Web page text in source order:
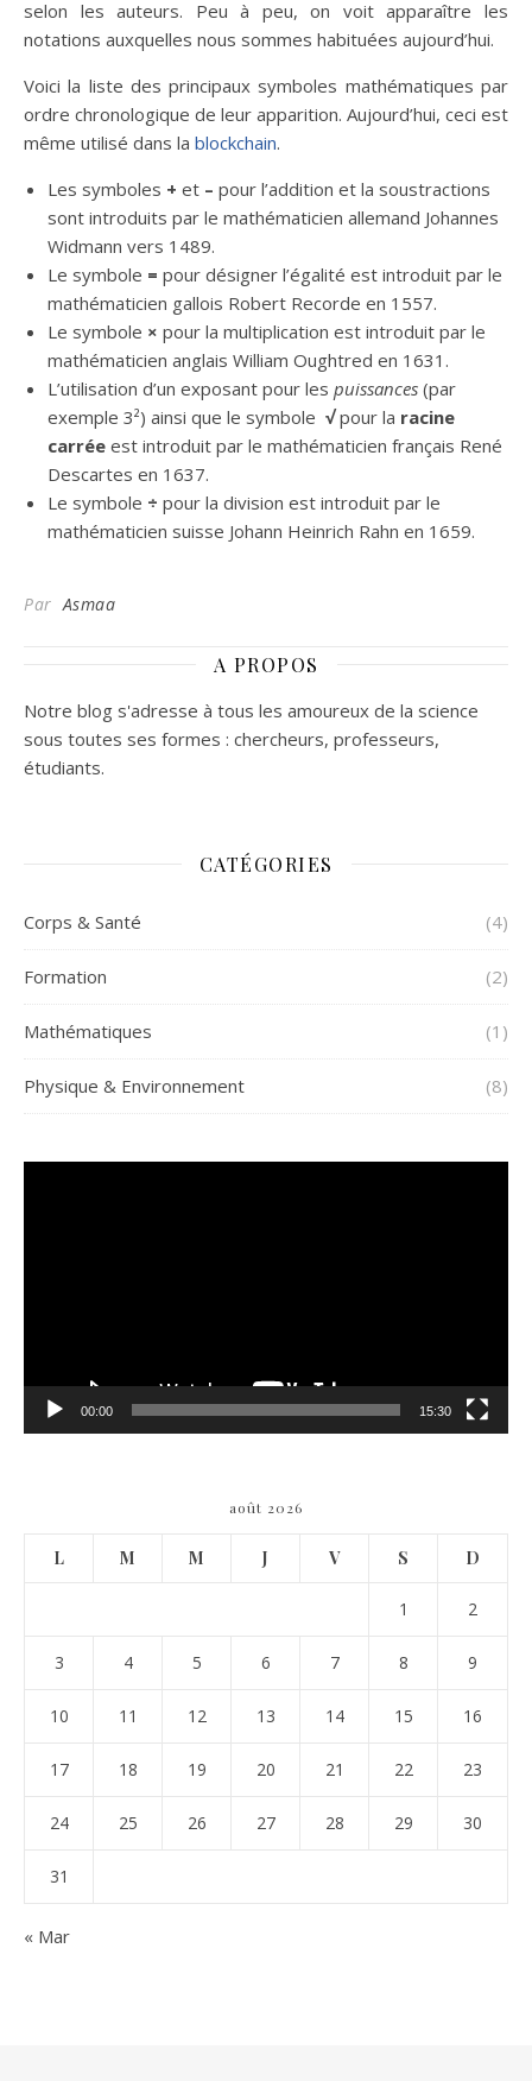
selon les auteurs. Peu à peu, on voit apparaître les
notations auxquelles nous sommes habituées aujourd’hui.
Voici la liste des principaux symboles mathématiques par
ordre chronologique de leur apparition. Aujourd’hui, ceci est
même utilisé dans la blockchain.
Les symboles + et – pour l’addition et la soustractions
sont introduits par le mathématicien allemand Johannes
Widmann vers 1489.
Le symbole = pour désigner l’égalité est introduit par le
mathématicien gallois Robert Recorde en 1557.
Le symbole × pour la multiplication est introduit par le
mathématicien anglais William Oughtred en 1631.
L’utilisation d’un exposant pour les puissances (par
exemple 3²) ainsi que le symbole √pour la racine
carrée est introduit par le mathématicien français René
Descartes en 1637.
Le symbole ÷ pour la division est introduit par le
mathématicien suisse Johann Heinrich Rahn en 1659.
ParAsmaa
A PROPOS
Notre blog s'adresse à tous les amoureux de la science
sous toutes ses formes : chercheurs, professeurs,
étudiants.
CATÉGORIES
Corps & Santé (4)
Formation (2)
Mathématiques (1)
Physique & Environnement (8)
00:00 15:30
août 2026
L M M J V S D
1 2
3 4 5 6 7 8 9
10 11 12 13 14 15 16
17 18 19 20 21 22 23
24 25 26 27 28 29 30
31
« Mar